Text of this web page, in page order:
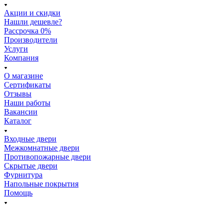
Акции и скидки
Нашли дешевле?
Рассрочка 0%
Производители
Услуги
Компания
О магазине
Сертификаты
Отзывы
Наши работы
Вакансии
Каталог
Входные двери
Межкомнатные двери
Противопожарные двери
Скрытые двери
Фурнитура
Напольные покрытия
Помощь